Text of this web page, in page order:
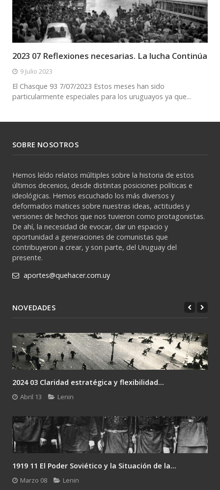
2023 07 Reflexiones necesarias. La lucha Continúa
9 Julio 2023
El Chasque 93 7/07/2023 Estos meses han sido
particularmente especiales para los uruguayos ya que...
SOBRE NOSOTROS
Hemos leído relatos múltiples sobre la historia de estos
últimos decenios, desde distintas posiciones políticas e
ideológicas. Hemos escuchado los más diversos y
deformados matices sobre nuestras ideas, actitudes y
versiones de hechos que nos tuvieron como protagonistas.
De ahí, la necesidad de evocar, dar un espacio y
oportunidad a generaciones de comunistas que
contribuyeron a crear, y son parte, del Uruguay del
presente.
aportes@quehacer.com.uy
NOVEDADES
2024 02 Lenin: el único camino es la revolución....
Febrero 24 Lenin
Gramsci y el desafío del último Lenin: la...
Enero 26 Lenin